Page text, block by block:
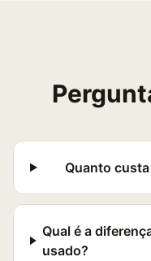
Quanto
Qual é a
usado?